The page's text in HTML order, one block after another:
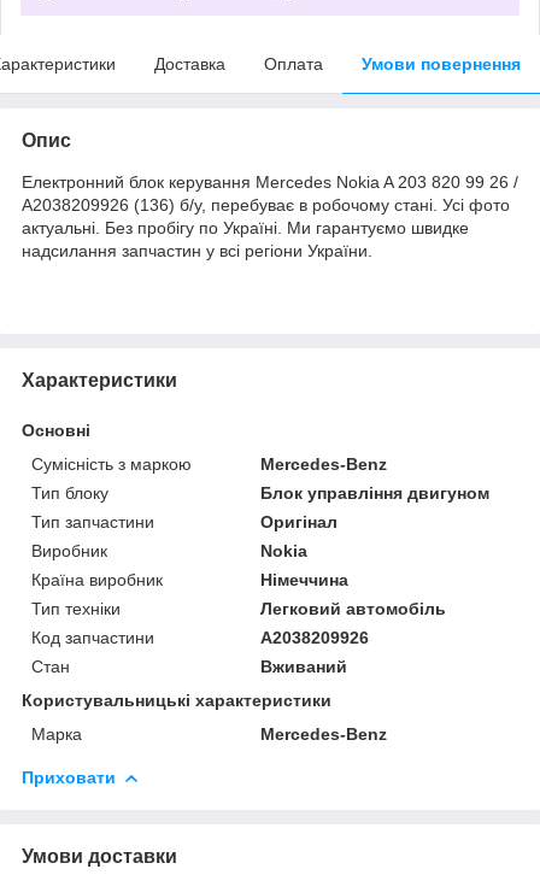
Доставка Оплата Умови повернення
Опис
Електронний блок керування Mercedes Nokia A 203 820 99 26 /
A2038209926 (136) б/у, перебуває в робочому стані. Усі фото
актуальні. Без пробігу по Україні. Ми гарантуємо швидке
надсилання запчастин у всі регіони України.
Характеристики
Основні
Сумісність з маркою
Mercedes-Benz
Тип блоку
Блок управління двигуном
Тип запчастини
Оригінал
Виробник
Nokia
Країна виробник
Німеччина
Тип техніки
Легковий автомобіль
Код запчастини
A2038209926
Стан
Вживаний
Користувальницькі характеристики
Марка
Mercedes-Benz
Приховати
Умови доставки